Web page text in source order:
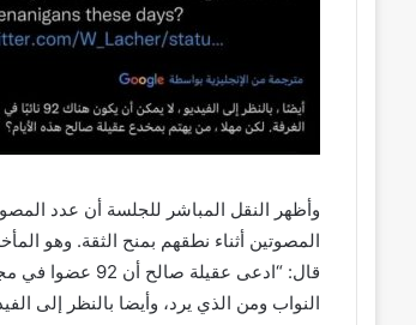
المصوتين أثناء نطقهم بمنح الثقة. وهو
قال: “ادعى
النواب ومن الذي يرد، وأيضا بالنظر إلى الفيديو لا يمكن